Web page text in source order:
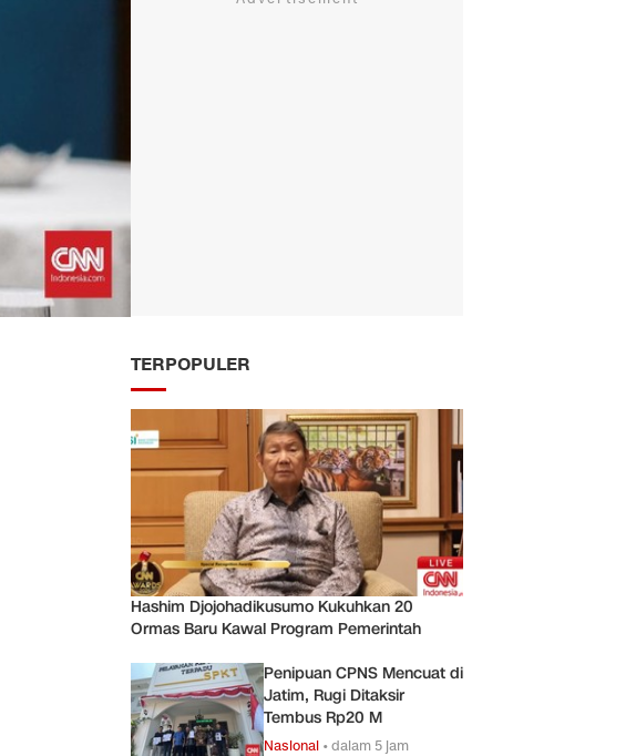
TERPOPULER
Hashim Djojohadikusumo Kukuhkan 20
Ormas Baru Kawal Program Pemerintah
Penipuan CPNS Mencuat di
Jatim, Rugi Ditaksir
Tembus Rp20 M
Nasional •dalam 5 jam